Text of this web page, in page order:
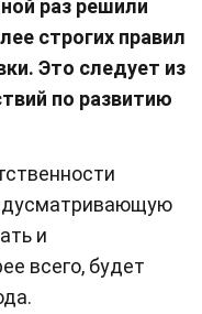
раз решили
строгих правил
Это следует из
по развитию
и
всего, будет